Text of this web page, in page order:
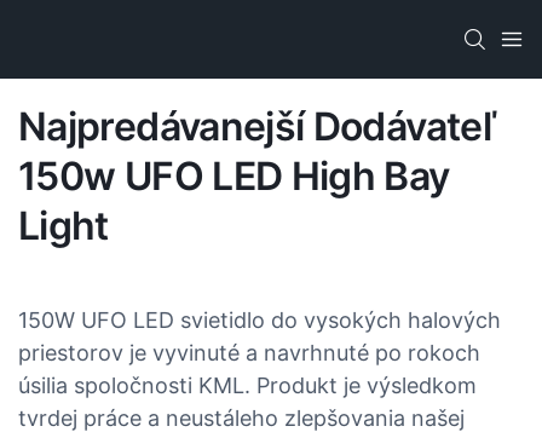
Najpredávanejší Dodávateľ
150w UFO LED High Bay
Light
150W UFO LED svietidlo do vysokých halových
priestorov je vyvinuté a navrhnuté po rokoch
úsilia spoločnosti KML. Produkt je výsledkom
tvrdej práce a neustáleho zlepšovania našej